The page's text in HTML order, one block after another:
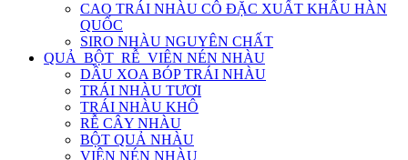
CAO TRÁI NHÀU CÔ ĐẶC XUẤT KHẨU HÀN
QUỐC
SIRO NHÀU NGUYÊN CHẤT
QUẢ_BỘT_RỄ_VIÊN NÉN NHÀU
DẦU XOA BÓP TRÁI NHÀU
TRÁI NHÀU TƯƠI
TRÁI NHÀU KHÔ
RỄ CÂY NHÀU
BỘT QUẢ NHÀU
VIÊN NÉN NHÀU